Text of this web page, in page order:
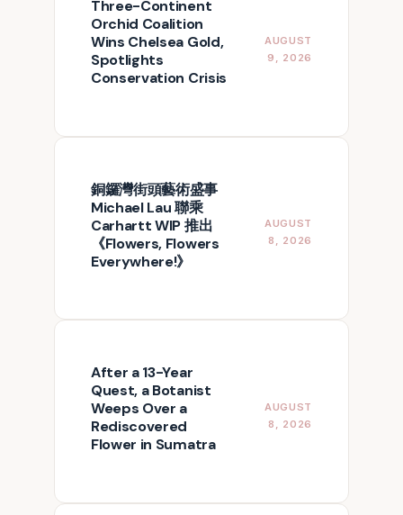
Three-Continent
Orchid Coalition
Wins Chelsea Gold,
Spotlights
Conservation Crisis
AUGUST
9, 2026
銅鑼灣街頭藝術盛事
Michael Lau 聯乘
Carhartt WIP 推出
《Flowers, Flowers
Everywhere!》
AUGUST
8, 2026
After a 13-Year
Quest, a Botanist
Weeps Over a
Rediscovered
Flower in Sumatra
AUGUST
8, 2026